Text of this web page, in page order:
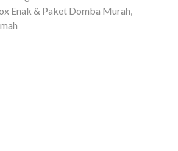
Enak & Paket Domba Murah,